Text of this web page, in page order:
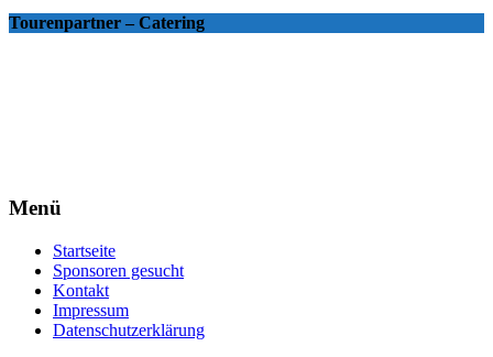
Tourenpartner – Catering
Menü
Startseite
Sponsoren gesucht
Kontakt
Impressum
Datenschutzerklärung